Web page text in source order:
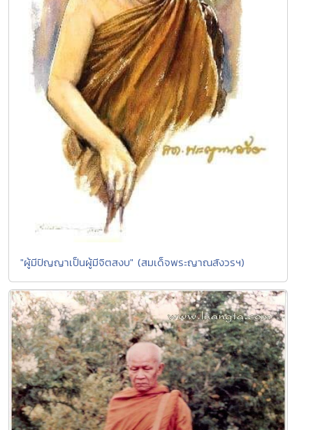
"ผู้มีปัญญาเป็นผู้มีจิตสงบ" (สมเด็จพระญาณสังวรฯ)